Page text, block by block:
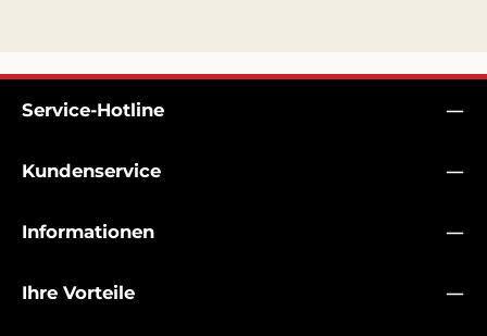
Service-Hotline
Kundenservice
Informationen
Ihre Vorteile